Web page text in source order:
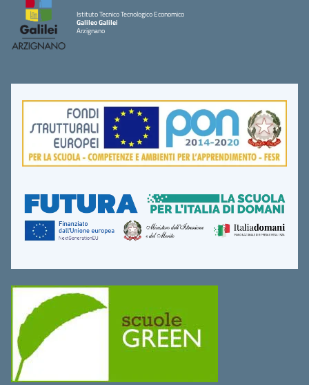
Istituto Tecnico Tecnologico Economico
Galileo Galilei
Arzignano